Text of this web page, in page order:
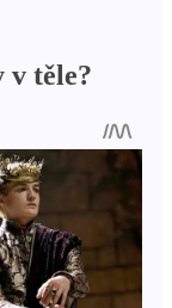
v těle?